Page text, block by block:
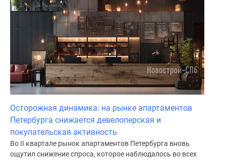
Осторожная динамика: на рынке апартаментов
Петербурга снижается девелоперская и
покупательская активность
Во II квартале рынок апартаментов Петербурга вновь
ощутил снижение спроса, которое наблюдалось во всех